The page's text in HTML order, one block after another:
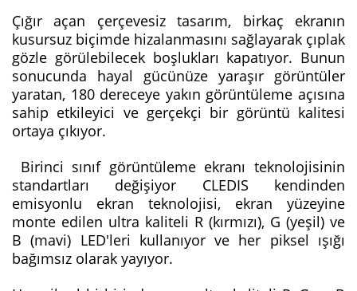
Çığır açan çerçevesiz tasarım, birkaç ekranın
kusursuz biçimde hizalanmasını sağlayarak çıplak
gözle görülebilecek boşlukları kapatıyor. Bunun
sonucunda hayal gücünüze yaraşır görüntüler
yaratan, 180 dereceye yakın görüntüleme açısına
sahip etkileyici ve gerçekçi bir görüntü kalitesi
ortaya çıkıyor.
Birinci sınıf görüntüleme ekranı teknolojisinin
standartları değişiyor CLEDIS kendinden
emisyonlu ekran teknolojisi, ekran yüzeyine
monte edilen ultra kaliteli R (kırmızı), G (yeşil) ve
B (mavi) LED'leri kullanıyor ve her piksel ışığı
bağımsız olarak yayıyor.